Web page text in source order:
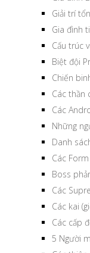
Giải trí
Gia đình
Cấu trúc
Biệt đội
Chiến
Các thần
Các
Những
Danh
Các
Boss
Các
Các kai
Các cấp
5 Người